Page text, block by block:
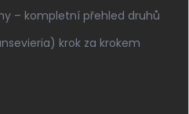
– kompletní přehled druhů
krok za krokem